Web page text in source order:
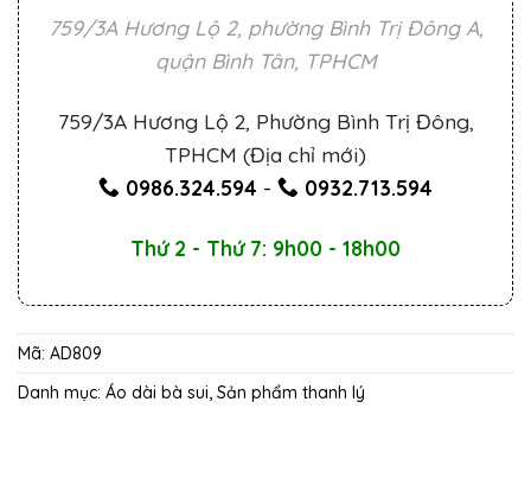
759/3A Hương Lộ 2, phường Bình Trị Đông A,
quận Bình Tân, TPHCM
759/3A Hương Lộ 2, Phường Bình Trị Đông,
TPHCM (Địa chỉ mới)
0986.324.594 - 0932.713.594
Thứ 2 - Thứ 7: 9h00 - 18h00
Mã: AD809
Danh mục: Áo dài bà sui, Sản phẩm thanh lý